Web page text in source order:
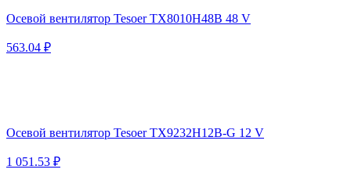
Осевой вентилятор Tesoer TX8010H48B 48 V
563.04 ₽
Осевой вентилятор Tesoer TX9232H12B-G 12 V
1 051.53 ₽